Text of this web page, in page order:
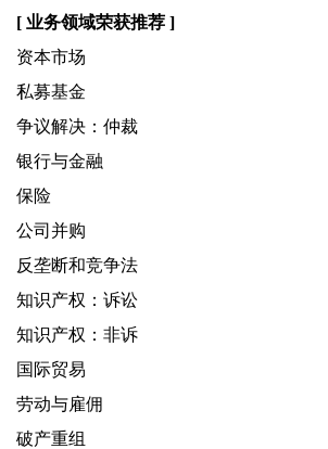
[ 业务领域荣获推荐 ]
资本市场
私募基金
争议解决：仲裁
银行与金融
保险
公司并购
反垄断和竞争法
知识产权：诉讼
知识产权：非诉
国际贸易
劳动与雇佣
破产重组